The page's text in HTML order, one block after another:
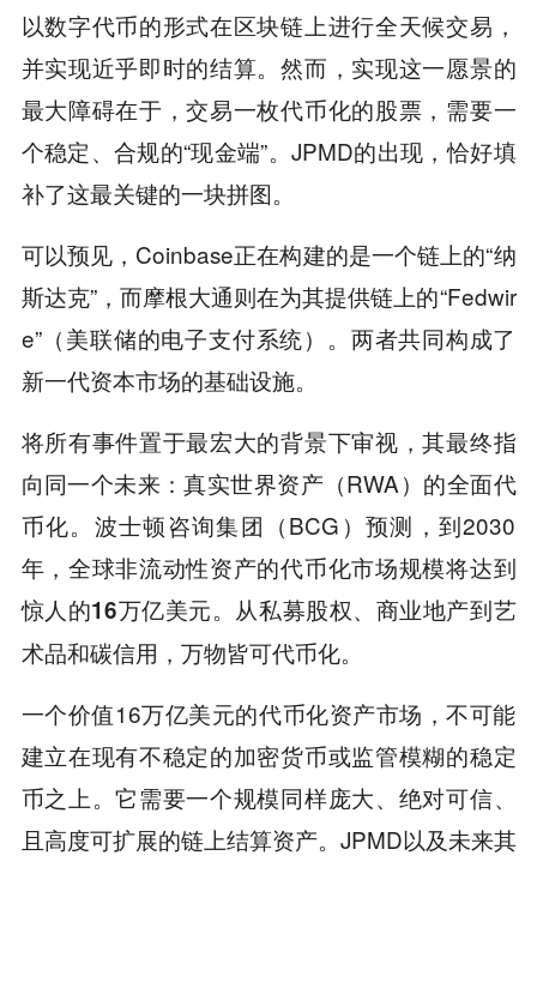
以数字代币的形式在区块链上进行全天候交易，
并实现近乎即时的结算。然而，实现这一愿景的
最大障碍在于，交易一枚代币化的股票，需要一
个稳定、合规的“现金端”。JPMD的出现，恰好填
补了这最关键的一块拼图。
可以预见，Coinbase正在构建的是一个链上的“纳
斯达克”，而摩根大通则在为其提供链上的“Fedwir
e”（美联储的电子支付系统）。两者共同构成了
新一代资本市场的基础设施。
将所有事件置于最宏大的背景下审视，其最终指
向同一个未来：真实世界资产（RWA）的全面代
币化。波士顿咨询集团（BCG）预测，到2030
年，全球非流动性资产的代币化市场规模将达到
惊人的16万亿美元。从私募股权、商业地产到艺
术品和碳信用，万物皆可代币化。
一个价值16万亿美元的代币化资产市场，不可能
建立在现有不稳定的加密货币或监管模糊的稳定
币之上。它需要一个规模同样庞大、绝对可信、
且高度可扩展的链上结算资产。JPMD以及未来其